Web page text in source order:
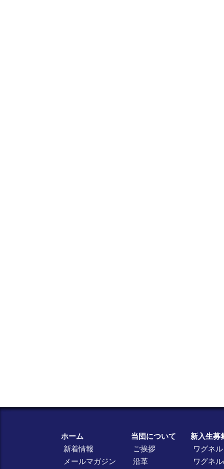
ホーム
新着情報
メールマガジン
当団について
ご挨拶
沿革
新入生募
ワグネ
ワグネ